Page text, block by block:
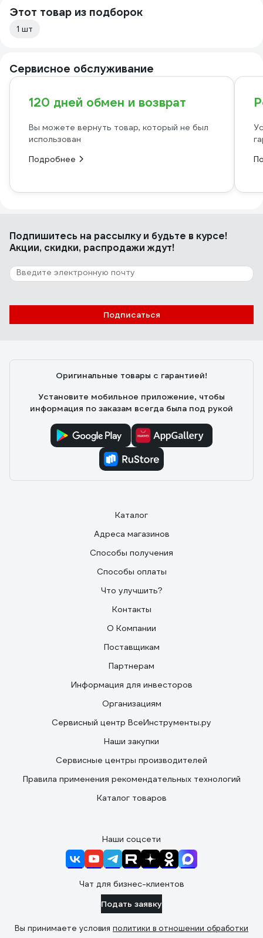
Этот товар из подборок
1 шт
Сервисное обслуживание
120 дней обмен и возврат
Вы можете вернуть товар, который не был
использован
Подробнее
Подпишитесь на рассылкуи будьте в курсе!
Акции, скидки, распродажи ждут!
Подписаться
Оригинальные товары с гарантией!
Установите мобильное приложение, чтобы
информация по заказам всегда была под рукой
Каталог
Адреса магазинов
Способы получения
Способы оплаты
Что улучшить?
Контакты
О Компании
Поставщикам
Партнерам
Информация для инвесторов
Организациям
Сервисный центр ВсеИнструменты.ру
Наши закупки
Сервисные центры производителей
Правила применения рекомендательных технологий
Каталог товаров
Наши соцсети
Чат для бизнес-клиентов
Подать заявку
Вы принимаете условия политики в отношении обработки